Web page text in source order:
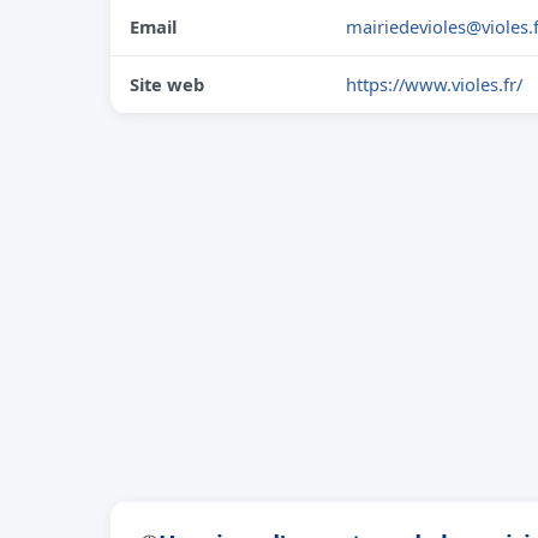
Email
Site web https://www.violes.fr/